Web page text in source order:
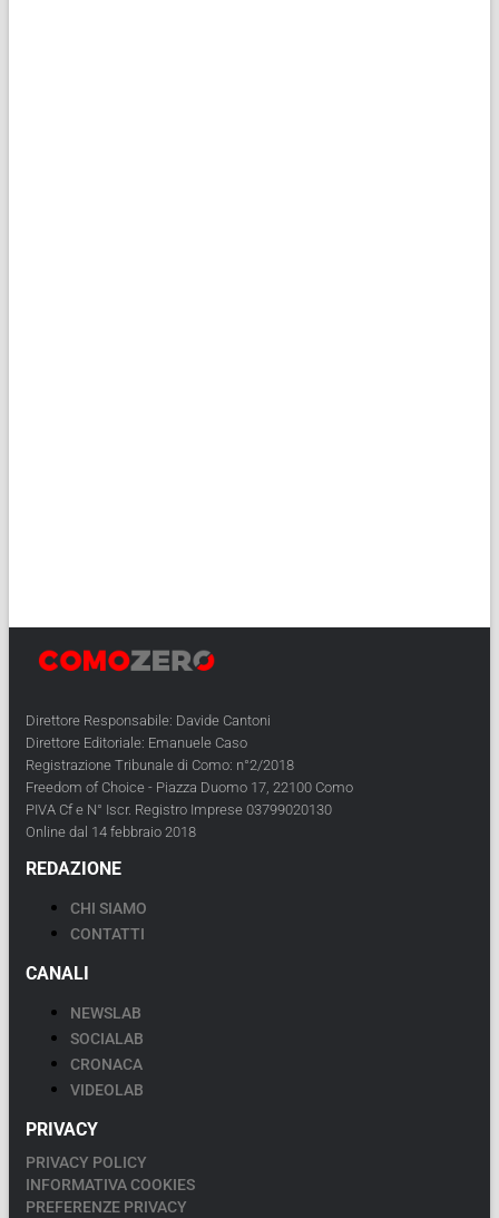
Direttore Responsabile: Davide Cantoni
Direttore Editoriale: Emanuele Caso
Registrazione Tribunale di Como: n°2/2018
Freedom of Choice - Piazza Duomo 17, 22100 Como
PIVA Cf e N° Iscr. Registro Imprese 03799020130
Online dal 14 febbraio 2018
REDAZIONE
CHI SIAMO
CONTATTI
CANALI
NEWSLAB
SOCIALAB
CRONACA
VIDEOLAB
PRIVACY
PRIVACY POLICY
INFORMATIVA COOKIES
PREFERENZE PRIVACY